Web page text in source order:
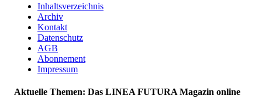
Inhaltsverzeichnis
Archiv
Kontakt
Datenschutz
AGB
Abonnement
Impressum
Aktuelle Themen: Das LINEA FUTURA Magazin online